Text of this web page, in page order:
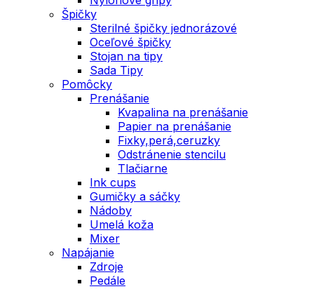
Špičky
Sterilné špičky jednorázové
Oceľové špičky
Stojan na tipy
Sada Tipy
Pomôcky
Prenášanie
Kvapalina na prenášanie
Papier na prenášanie
Fixky,perá,ceruzky
Odstránenie stencilu
Tlačiarne
Ink cups
Gumičky a sáčky
Nádoby
Umelá koža
Mixer
Napájanie
Zdroje
Pedále